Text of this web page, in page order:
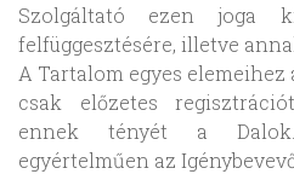
Szolgáltató ezen joga
felfüggesztésére, illetve
A Tartalom egyes elemeihez
csak előzetes
ennek tényét a
egyértelműen az